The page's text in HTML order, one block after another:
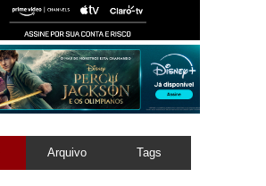
Arquivo Tags